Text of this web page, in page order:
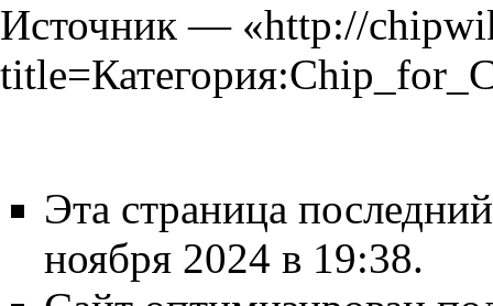
Источник — «http://
Эта страница
ноября 2024 в 19:38.